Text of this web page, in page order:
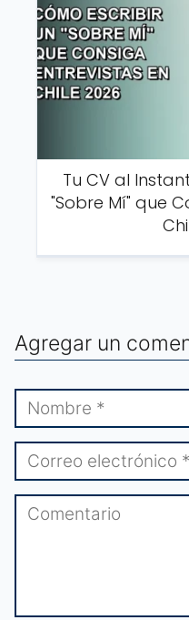
Tu CV al
"Sobre Mí" que
Agregar un